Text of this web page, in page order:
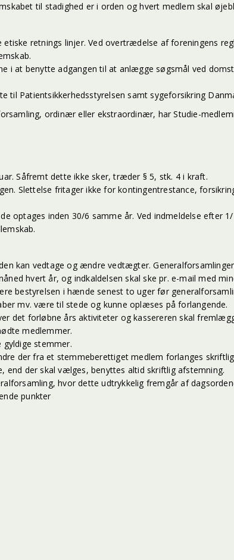
til stadighed er i orden og hvert medlem skal
retnings linjer. Ved overtrædelse af foreningens
i at benytte adgangen til at anlægge søgsmål ved
til Patientsikkerhedsstyrelsen samt sygeforsikring
ordinær eller ekstraordinær, har Studie-
Såfremt dette ikke sker, træder § 5, stk. 4 i kraft.
Slettelse fritager ikke for kontingentrestance,
optages inden 30/6 samme år. Ved indmeldelse efter
kan vedtage og ændre vedtægter.
hvert år, og indkaldelsen skal ske pr. e-mail med
bestyrelsen i hænde senest to uger før
mv. være til stede og kunne oplæses på forlangende.
det forløbne års aktiviteter og kassereren skal
medlemmer.
stemmer.
der fra et stemmeberettiget medlem forlanges
end der skal vælges, benyttes altid skriftlig afstemning.
hvor dette udtrykkelig fremgår af
punkter